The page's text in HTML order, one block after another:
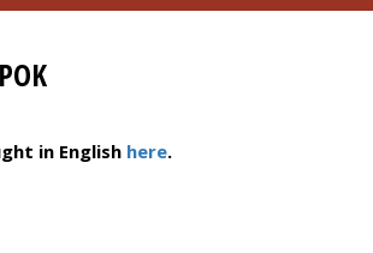
in English here.